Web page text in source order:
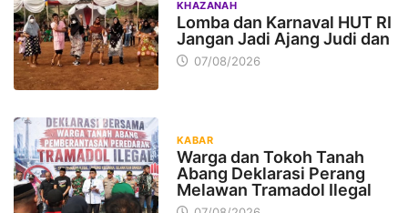
KHAZANAH
Lomba dan Karnaval HUT RI
Jangan Jadi Ajang Judi dan
07/08/2026
KABAR
Warga dan Tokoh Tanah
Abang Deklarasi Perang
Melawan Tramadol Ilegal